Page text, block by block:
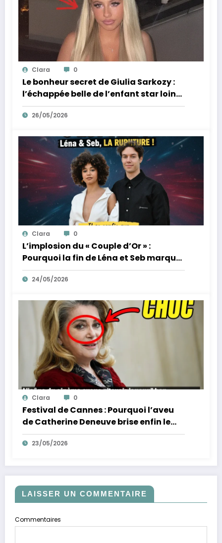
Clara 0
Le bonheur secret de Giulia Sarkozy :
l’échappée belle de l’enfant star loin
des tumultes familiaux.
26/05/2026
Clara 0
L’implosion du « Couple d’Or » :
Pourquoi la fin de Léna et Seb marque
la fin de l’innocence sur YouTube
24/05/2026
Clara 0
Festival de Cannes : Pourquoi l’aveu
de Catherine Deneuve brise enfin le
mythe de la Croisette
23/05/2026
LAISSER UN COMMENTAIRE
Commentaires